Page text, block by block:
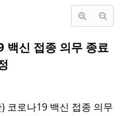
백신 접종 의무 종료
코로나19 백신 접종 의무